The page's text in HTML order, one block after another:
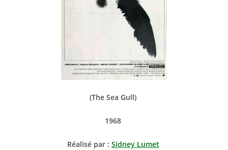
(The Sea Gull)
1968
Réalisé par : Sidney Lumet